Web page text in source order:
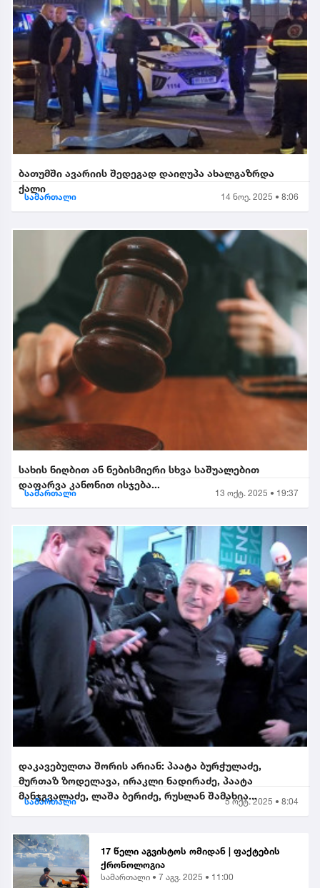
ბათუმში ავარიის შედეგად დაიღუპა ახალგაზრდა
ქალი
სამართალი 14 ნოე. 2025 • 8:06
სახის ნიღბით ან ნებისმიერი სხვა საშუალებით
დაფარვა კანონით ისჯება...
სამართალი 13 ოქტ. 2025 • 19:37
დაკავებულთა შორის არიან: პაატა ბურჭულაძე,
მურთაზ ზოდელავა, ირაკლი ნადირაძე, პაატა
მანჯგვალაძე, ლაშა ბერიძე, რუსლან შამახია...
სამართალი 5 ოქტ. 2025 • 8:04
17 წელი აგვისტოს ომიდან | ფაქტების
ქრონოლოგია
სამართალი • 7 აგვ. 2025 • 11:00